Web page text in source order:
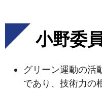
小野委
グリーン運動の活
であり、技術力の